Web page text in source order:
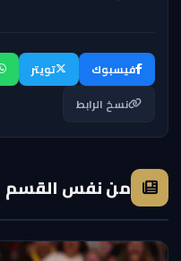
فيسبوك تويتر
نسخ الرابط
من نفس القسم